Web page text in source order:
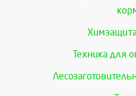
Техника для